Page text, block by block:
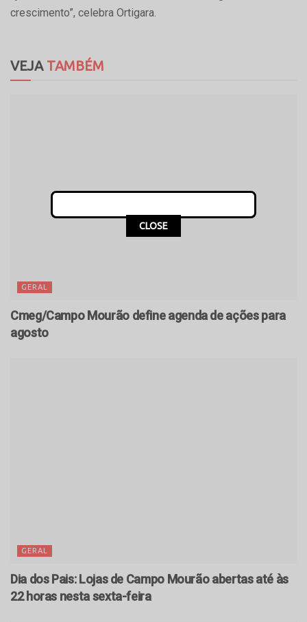
crescimento”, celebra Ortigara.
VEJATAMBÉM
GERAL
Cmeg/Campo Mourão define agenda de ações para
agosto
GERAL
Dia dos Pais: Lojas de Campo Mourão abertas até às
22 horas nesta sexta-feira
CLOSE